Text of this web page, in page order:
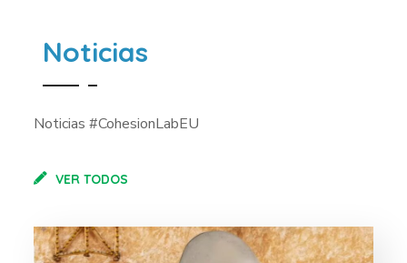
Noticias
Noticias #CohesionLabEU
VER TODOS